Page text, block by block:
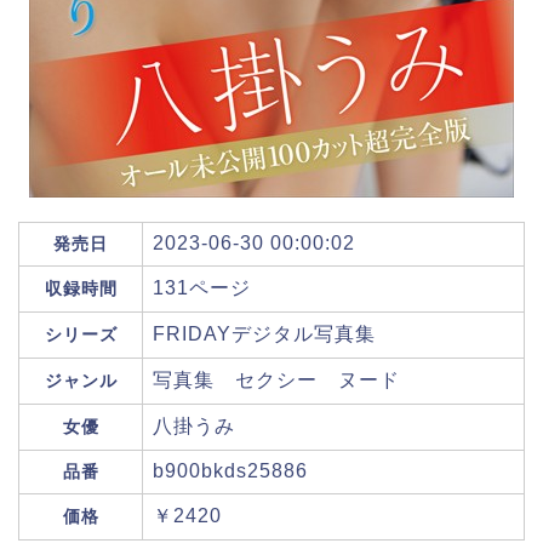
発売日 2023-06-30 00:00:02
収録時間 131ページ
シリーズ FRIDAYデジタル写真集
ジャンル 写真集 セクシー ヌード
女優 八掛うみ
品番 b900bkds25886
価格 ￥2420